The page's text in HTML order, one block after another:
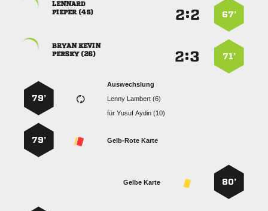
67’
:

 
71’
:
 
 
Auswechslung
  
für  
79’
Gelb-Rote Karte
79’
80’
Gelbe Karte